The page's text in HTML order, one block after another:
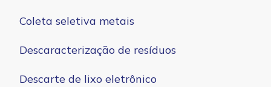
Coleta seletiva metais
Descaracterização de resíduos
Descarte de lixo eletrônico